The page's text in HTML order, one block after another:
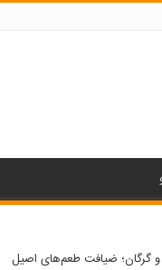
و گرگان؛ ضیافت طعم‌های اصیل